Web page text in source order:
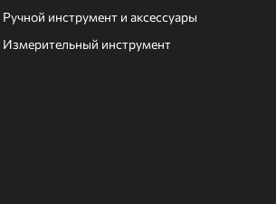
Ручной инcтрумент и аксессуары
Измерительный инструмент